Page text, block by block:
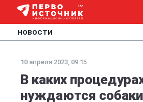
НОВОСТИ
10 апреля 2023, 09:15
В каких
нуждаются